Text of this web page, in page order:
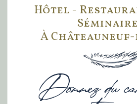
Hôtel -
À Châteauneuf-
Donnez du